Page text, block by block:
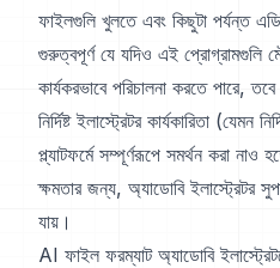
ফাইলগুলি খুলতে এবং কিছুটা পর্যন্ত
গুরুত্বপূর্ণ যে যদিও এই প্রোগ্রামগুলি
কার্যকরভাবে পরিচালনা করতে পারে,
নির্দিষ্ট ইলাস্ট্রেটর কার্যকারিতা (যেমন
প্ল্যাটফর্মে সম্পূর্ণরূপে সমর্থন করা
ক্ষমতার জন্য, অ্যাডোবি ইলাস্ট্রেটর
যায়।
AI ফাইল ফরম্যাট অ্যাডোবি